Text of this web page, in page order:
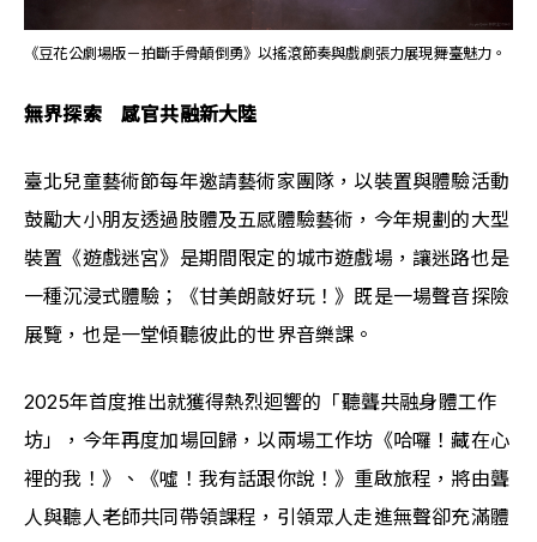
《豆花公劇場版－拍斷手骨顛倒勇》以搖滾節奏與戲劇張力展現舞臺魅力。
無界探索　感官共融新大陸
臺北兒童藝術節每年邀請藝術家團隊，以裝置與體驗活動
鼓勵大小朋友透過肢體及五感體驗藝術，今年規劃的大型
裝置《遊戲迷宮》是期間限定的城市遊戲場，讓迷路也是
一種沉浸式體驗；《甘美朗敲好玩！》既是一場聲音探險
展覽，也是一堂傾聽彼此的世界音樂課。
2025年首度推出就獲得熱烈迴響的「聽聾共融身體工作
坊」，今年再度加場回歸，以兩場工作坊《哈囉！藏在心
裡的我！》、《噓！我有話跟你說！》重啟旅程，將由聾
人與聽人老師共同帶領課程，引領眾人走進無聲卻充滿體